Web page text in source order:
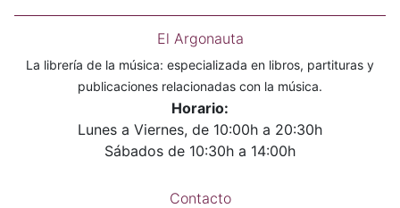
El Argonauta
La librería de la música: especializada en libros, partituras y
publicaciones relacionadas con la música.
Horario:
Lunes a Viernes, de 10:00h a 20:30h
Sábados de 10:30h a 14:00h
Contacto